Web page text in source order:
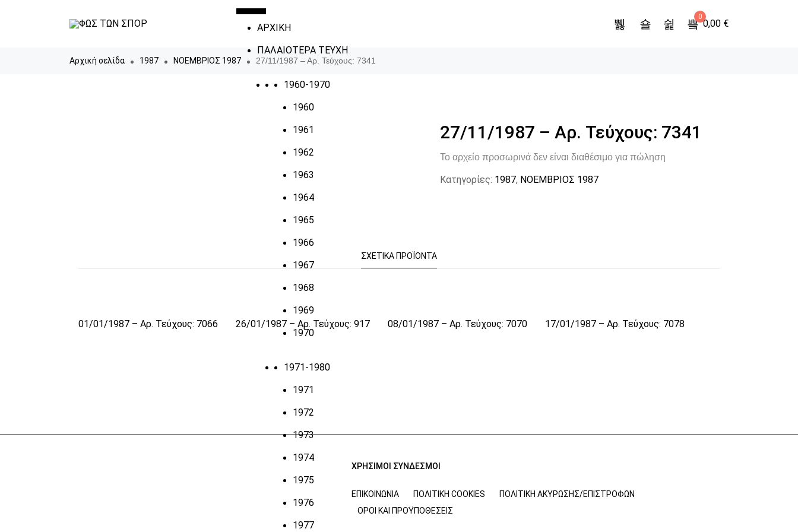
ΑΡΧΙΚΗ
ΠΑΛΑΙΟΤΕΡΑ ΤΕΥΧΗ
1960-1970
1960
1961
1962
1963
1964
1965
1966
1967
1968
1969
1970
1971-1980
1971
1972
1973
1974
1975
1976
1977
0
0,00 €
Αρχική σελίδα 1987 ΝΟΕΜΒΡΙΟΣ 1987 27/11/1987 – Αρ. Τεύχους: 7341
27/11/1987 – Αρ. Τεύχους: 7341
Το αρχείο προσωρινά δεν είναι διαθέσιμο για πώληση
Κατηγορίες: 1987, ΝΟΕΜΒΡΙΟΣ 1987
ΣΧΕΤΙΚΆ ΠΡΟΪΌΝΤΑ
01/01/1987 – Αρ. Τεύχους: 7066 26/01/1987 – Αρ. Τεύχους: 917 08/01/1987 – Αρ. Τεύχους: 7070 17/01/1987 – Αρ. Τεύχους: 7078
ΧΡΗΣΙΜΟΙ ΣΥΝΔΕΣΜΟΙ
ΕΠΙΚΟΙΝΩΝΊΑ ΠΟΛΙΤΙΚΉ COOKIES
ΠΟΛΙΤΙΚΉ ΑΚΎΡΩΣΗΣ/ΕΠΙΣΤΡΟΦΏΝ
ΌΡΟΙ ΚΑΙ ΠΡΟΫΠΟΘΈΣΕΙΣ